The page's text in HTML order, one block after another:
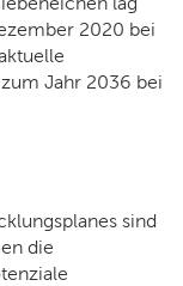
2020 bei
Jahr 2036 bei
sind
die